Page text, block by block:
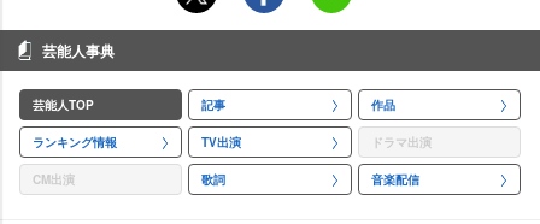
芸能人事典
芸能人TOP 記事 作品
ランキング情報 TV出演 ドラマ出演
CM出演 歌詞 音楽配信